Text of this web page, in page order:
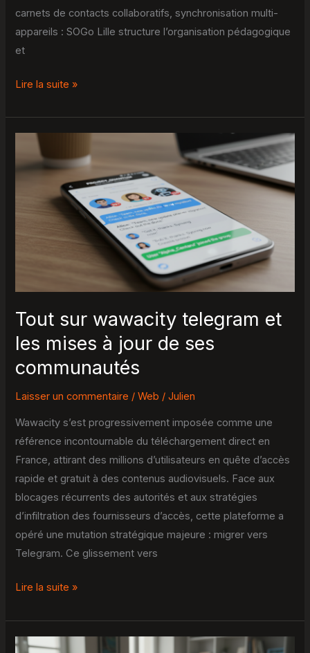
carnets de contacts collaboratifs, synchronisation multi-
appareils : SOGo Lille structure l’organisation pédagogique
et
Lire la suite »
Tout sur wawacity telegram et
les mises à jour de ses
communautés
Laisser un commentaire /Web /Julien
Wawacity s’est progressivement imposée comme une
référence incontournable du téléchargement direct en
France, attirant des millions d’utilisateurs en quête d’accès
rapide et gratuit à des contenus audiovisuels. Face aux
blocages récurrents des autorités et aux stratégies
d’infiltration des fournisseurs d’accès, cette plateforme a
opéré une mutation stratégique majeure : migrer vers
Telegram. Ce glissement vers
sur
wawacity
telegram
jour
de
ses
communautés
Lire la suite »
Webmail